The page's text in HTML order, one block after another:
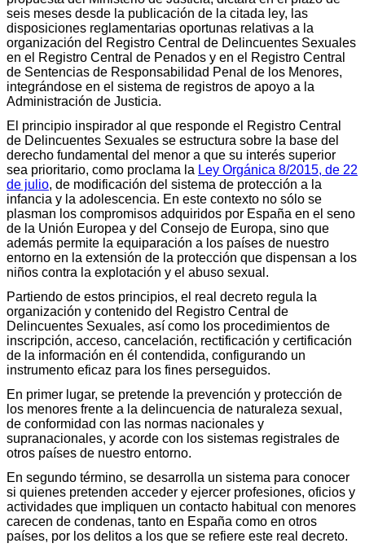
seis meses desde la publicación de la citada ley, las
disposiciones reglamentarias oportunas relativas a la
organización del Registro Central de Delincuentes Sexuales
en el Registro Central de Penados y en el Registro Central
de Sentencias de Responsabilidad Penal de los Menores,
integrándose en el sistema de registros de apoyo a la
Administración de Justicia.
El principio inspirador al que responde el Registro Central
de Delincuentes Sexuales se estructura sobre la base del
derecho fundamental del menor a que su interés superior
sea prioritario, como proclama la Ley Orgánica 8/2015, de 22
de julio, de modificación del sistema de protección a la
infancia y la adolescencia. En este contexto no sólo se
plasman los compromisos adquiridos por España en el seno
de la Unión Europea y del Consejo de Europa, sino que
además permite la equiparación a los países de nuestro
entorno en la extensión de la protección que dispensan a los
niños contra la explotación y el abuso sexual.
Partiendo de estos principios, el real decreto regula la
organización y contenido del Registro Central de
Delincuentes Sexuales, así como los procedimientos de
inscripción, acceso, cancelación, rectificación y certificación
de la información en él contendida, configurando un
instrumento eficaz para los fines perseguidos.
En primer lugar, se pretende la prevención y protección de
los menores frente a la delincuencia de naturaleza sexual,
de conformidad con las normas nacionales y
supranacionales, y acorde con los sistemas registrales de
otros países de nuestro entorno.
En segundo término, se desarrolla un sistema para conocer
si quienes pretenden acceder y ejercer profesiones, oficios y
actividades que impliquen un contacto habitual con menores
carecen de condenas, tanto en España como en otros
países, por los delitos a los que se refiere este real decreto.